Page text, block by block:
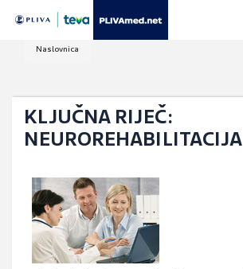
Naslovnica
KLJUČNA RIJEČ:
NEUROREHABILITACIJA